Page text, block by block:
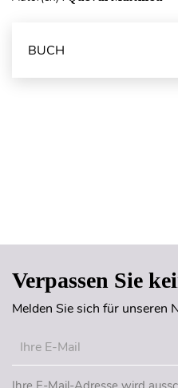
BUCH
Verpassen Sie
Melden Sie sich für unseren